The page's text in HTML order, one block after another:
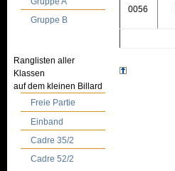
Gruppe B
Ranglisten aller
Klassen
auf dem kleinen Billard
Freie Partie
Einband
Cadre 35/2
Cadre 52/2
0056